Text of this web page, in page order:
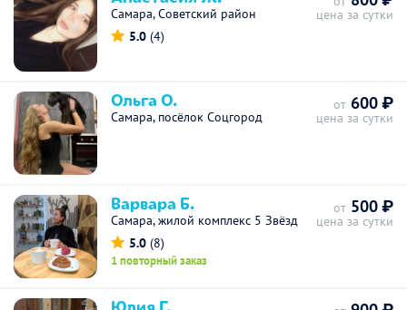
Самара, Советский район
5.0 (4)
цена за сутки
Ольга О.
Самара, посёлок Соцгород
от 600 ₽
цена за сутки
Варвара Б.
Самара, жилой комплекс 5 Звёзд
5.0 (8)
1 повторный заказ
от 500 ₽
цена за сутки